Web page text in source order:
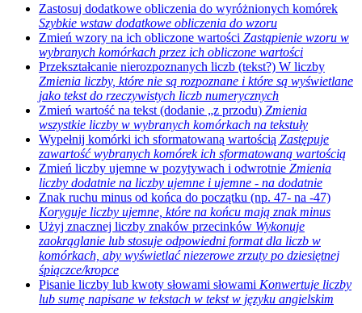
Zastosuj dodatkowe obliczenia do wyróżnionych komórek
Szybkie wstaw dodatkowe obliczenia do wzoru
Zmień wzory na ich obliczone wartości Zastąpienie wzoru w
wybranych komórkach przez ich obliczone wartości
Przekształcanie nierozpoznanych liczb (tekst?) W liczby
Zmienia liczby, które nie są rozpoznane i które są wyświetlane
jako tekst do rzeczywistych liczb numerycznych
Zmień wartość na tekst (dodanie „z przodu) Zmienia
wszystkie liczby w wybranych komórkach na tekstuły
Wypełnij komórki ich sformatowaną wartością Zastępuje
zawartość wybranych komórek ich sformatowaną wartością
Zmień liczby ujemne w pozytywach i odwrotnie Zmienia
liczby dodatnie na liczby ujemne i ujemne - na dodatnie
Znak ruchu minus od końca do początku (np. 47- na -47)
Koryguje liczby ujemne, które na końcu mają znak minus
Użyj znacznej liczby znaków przecinków Wykonuje
zaokrąglanie lub stosuje odpowiedni format dla liczb w
komórkach, aby wyświetlać niezerowe zrzuty po dziesiętnej
śpiączce/kropce
Pisanie liczby lub kwoty słowami słowami Konwertuje liczby
lub sumę napisane w tekstach w tekst w języku angielskim